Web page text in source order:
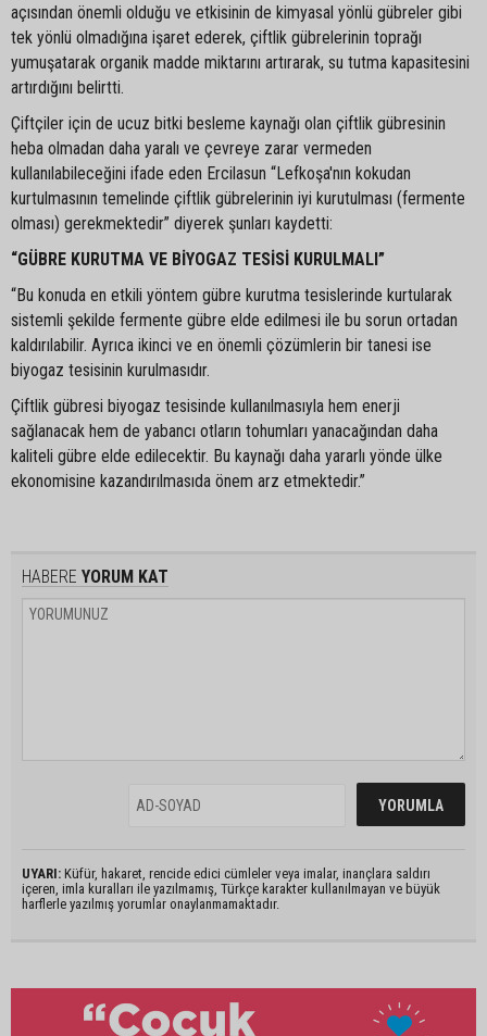
açısından önemli olduğu ve etkisinin de kimyasal yönlü gübreler gibi
tek yönlü olmadığına işaret ederek, çiftlik gübrelerinin toprağı
yumuşatarak organik madde miktarını artırarak, su tutma kapasitesini
artırdığını belirtti.
Çiftçiler için de ucuz bitki besleme kaynağı olan çiftlik gübresinin
heba olmadan daha yaralı ve çevreye zarar vermeden
kullanılabileceğini ifade eden Ercilasun “Lefkoşa'nın kokudan
kurtulmasının temelinde çiftlik gübrelerinin iyi kurutulması (fermente
olması) gerekmektedir” diyerek şunları kaydetti:
“GÜBRE KURUTMA VE BİYOGAZ TESİSİ KURULMALI”
“Bu konuda en etkili yöntem gübre kurutma tesislerinde kurtularak
sistemli şekilde fermente gübre elde edilmesi ile bu sorun ortadan
kaldırılabilir. Ayrıca ikinci ve en önemli çözümlerin bir tanesi ise
biyogaz tesisinin kurulmasıdır.
Çiftlik gübresi biyogaz tesisinde kullanılmasıyla hem enerji
sağlanacak hem de yabancı otların tohumları yanacağından daha
kaliteli gübre elde edilecektir. Bu kaynağı daha yararlı yönde ülke
ekonomisine kazandırılmasıda önem arz etmektedir.”
HABERE YORUM KAT
UYARI: Küfür, hakaret, rencide edici cümleler veya imalar, inançlara saldırı
içeren, imla kuralları ile yazılmamış, Türkçe karakter kullanılmayan ve büyük
harflerle yazılmış yorumlar onaylanmamaktadır.